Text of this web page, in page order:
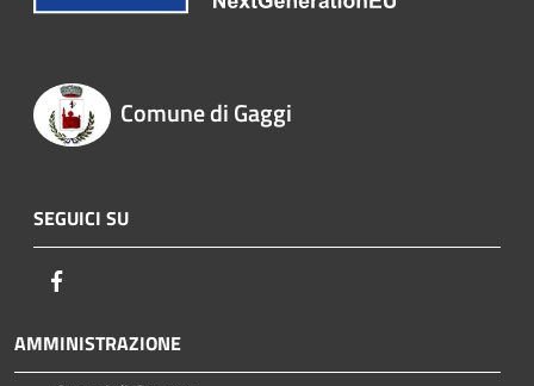
Comune di Gaggi
SEGUICI SU
AMMINISTRAZIONE